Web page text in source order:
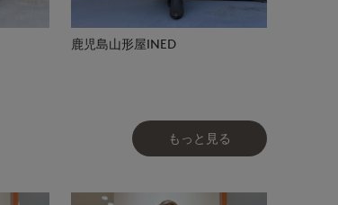
鹿児島山形屋INED
もっと見る